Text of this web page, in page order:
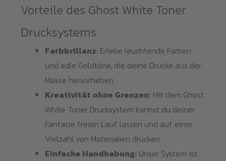
Vorteile des Ghost White Toner
Drucksystems
Farbbrillanz: Erlebe leuchtende Farben
und edle Goldtöne, die deine Drucke aus der
Masse hervorheben.
Kreativität ohne Grenzen: Mit dem Ghost
White Toner Drucksystem kannst du deiner
Fantasie freien Lauf lassen und auf einer
Vielzahl von Materialien drucken.
Einfache Handhabung: Unser System ist